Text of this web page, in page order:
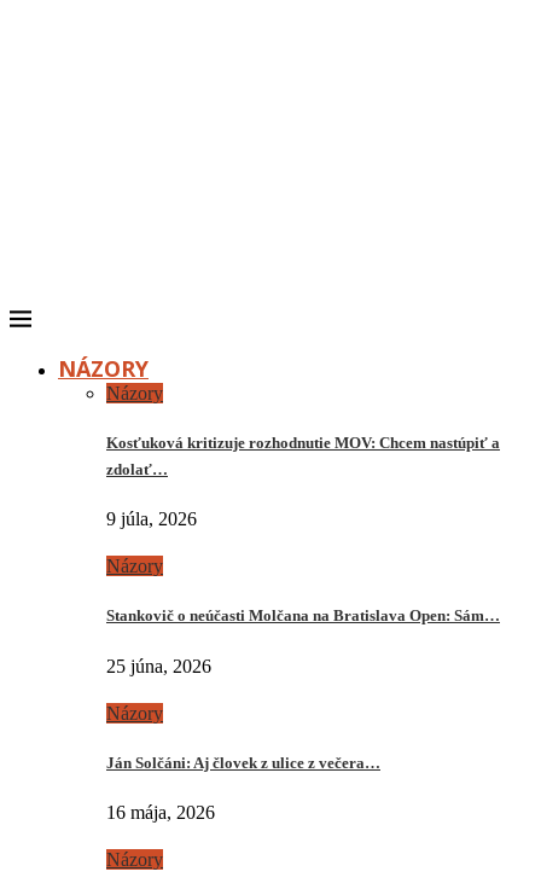
NÁZORY
Názory
Kosťuková kritizuje rozhodnutie MOV: Chcem nastúpiť a
zdolať…
9 júla, 2026
Názory
Stankovič o neúčasti Molčana na Bratislava Open: Sám…
25 júna, 2026
Názory
Ján Solčáni: Aj človek z ulice z večera…
16 mája, 2026
Názory